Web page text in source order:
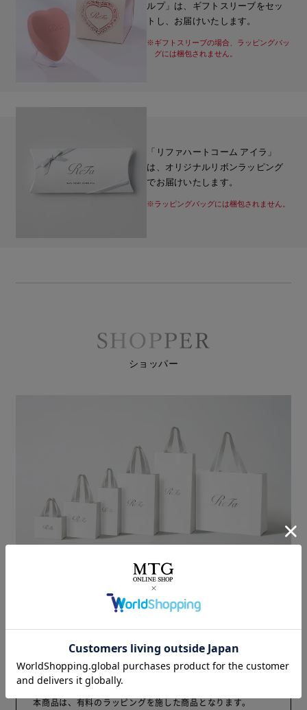
ルプ」は、ギフトスリーブをセッ
トし、お届けいたします。
※ギフトスリーブの場合、ラッピングバッ
グには梱包されません。
「リファハートコーム アイラ」
は、オリジナルリボンラッピング
でお届けいたします。
※ラッピングバッグには梱包されません。
ショッパー
商品の大きさに適した、
ReFa専用のオリジナルショッパーをご用意します。
本商品は、有料のラッピングを施した商品となります。